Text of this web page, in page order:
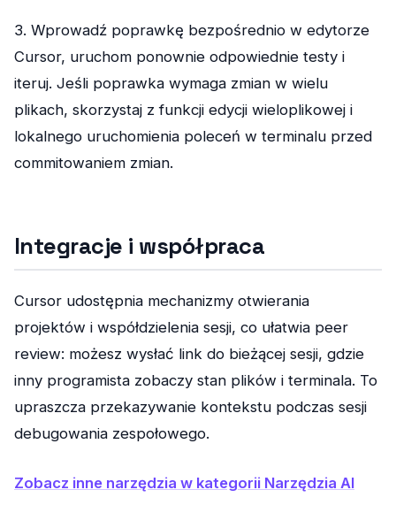
3. Wprowadź poprawkę bezpośrednio w edytorze
Cursor, uruchom ponownie odpowiednie testy i
iteruj. Jeśli poprawka wymaga zmian w wielu
plikach, skorzystaj z funkcji edycji wieloplikowej i
lokalnego uruchomienia poleceń w terminalu przed
commitowaniem zmian.
Integracje i współpraca
Cursor udostępnia mechanizmy otwierania
projektów i współdzielenia sesji, co ułatwia peer
review: możesz wysłać link do bieżącej sesji, gdzie
inny programista zobaczy stan plików i terminala. To
upraszcza przekazywanie kontekstu podczas sesji
debugowania zespołowego.
Zobacz inne narzędzia w kategorii Narzędzia AI